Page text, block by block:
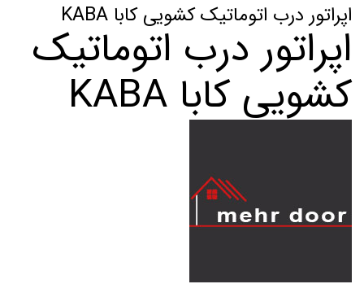
اپراتور درب اتوماتیک کشویی کابا KABA
اپراتور درب اتوماتیک
کشویی کابا KABA